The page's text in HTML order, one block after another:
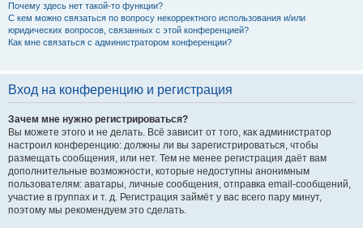
Почему здесь нет такой-то функции?
С кем можно связаться по вопросу некорректного использования и/или
юридических вопросов, связанных с этой конференцией?
Как мне связаться с администратором конференции?
Вход на конференцию и регистрация
Зачем мне нужно регистрироваться?
Вы можете этого и не делать. Всё зависит от того, как администратор
настроил конференцию: должны ли вы зарегистрироваться, чтобы
размещать сообщения, или нет. Тем не менее регистрация даёт вам
дополнительные возможности, которые недоступны анонимным
пользователям: аватары, личные сообщения, отправка email-сообщений,
участие в группах и т. д. Регистрация займёт у вас всего пару минут,
поэтому мы рекомендуем это сделать.